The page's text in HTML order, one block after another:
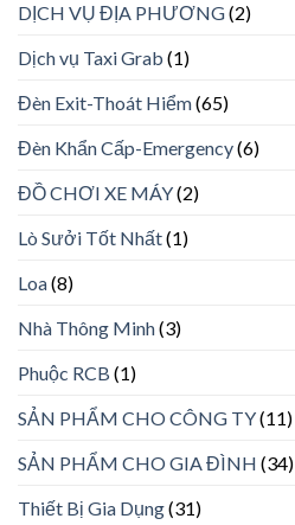
DỊCH VỤ ĐỊA PHƯƠNG(2)
Dịch vụ Taxi Grab (1)
Đèn Exit-Thoát Hiểm(65)
Đèn Khẩn Cấp-Emergency(6)
ĐỒ CHƠI XE MÁY(2)
Lò Sưởi Tốt Nhất(1)
Loa(8)
Nhà Thông Minh(3)
Phuộc RCB (1)
SẢN PHẨM CHO CÔNG TY(11)
SẢN PHẨM CHO GIA ĐÌNH (34)
Thiết Bị Gia Dụng(31)